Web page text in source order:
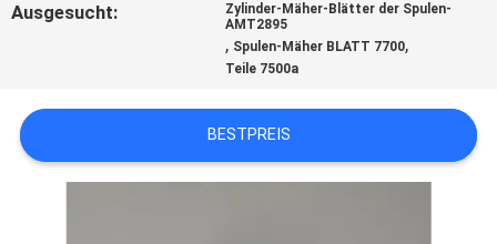
NACHRICHTEN
SIE EIN
ZITAT
Ausgesucht:
Zylinder-Mäher-Blätter der Spulen-
AMT2895
, Spulen-Mäher BLATT 7700,
Teile 7500a
BESTPREIS